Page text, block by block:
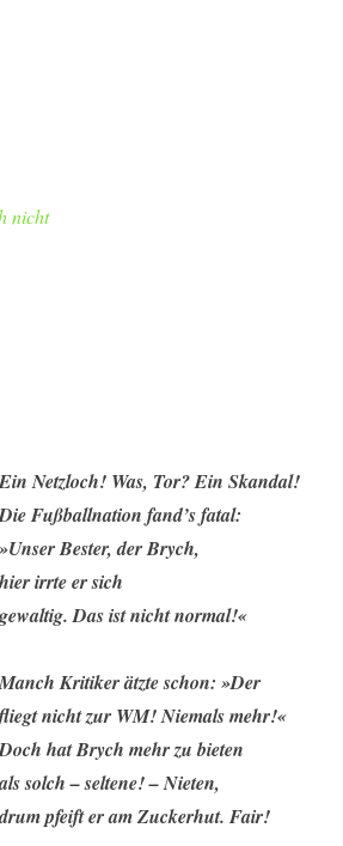
nicht
Ein Netzloch! Was, Tor? Ein Skandal!
Die Fußballnation fand’s fatal:
»Unser Bester, der Brych,
hier irrte er sich
gewaltig. Das ist nicht normal!«
Manch Kritiker ätzte schon: »Der
fliegt nicht zur WM! Niemals mehr!«
Doch hat Brych mehr zu bieten
als solch – seltene! – Nieten,
drum pfeift er am Zuckerhut. Fair!